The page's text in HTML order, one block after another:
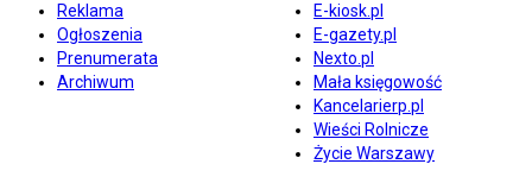
Reklama
Ogłoszenia
Prenumerata
Archiwum
E-kiosk.pl
E-gazety.pl
Nexto.pl
Mała księgowość
Kancelarierp.pl
Wieści Rolnicze
Życie Warszawy